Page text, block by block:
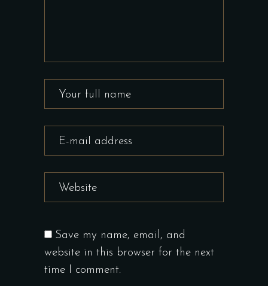
Save my name, email, and
website in this browser for the next
time I comment.